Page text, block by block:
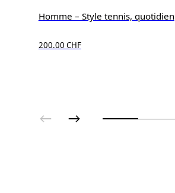
Homme – Style tennis, quotidien
200.00 CHF